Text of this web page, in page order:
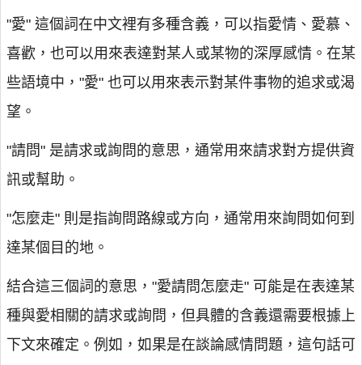
"愛" 這個詞在中文裡有多種含義，可以指愛情、愛慕、
喜歡，也可以用來表達對某人或某物的深厚感情。在某
些語境中，"愛" 也可以用來表示對某件事物的追求或渴
望。
"請問" 是請求或詢問的意思，通常用來請求對方提供資
訊或幫助。
"怎麼走" 則是指詢問路線或方向，通常用來詢問如何到
達某個目的地。
結合這三個詞的意思，"愛請問怎麼走" 可能是在表達某
種與愛相關的請求或詢問，但具體的含義還需要根據上
下文來確定。例如，如果是在談論感情問題，這句話可